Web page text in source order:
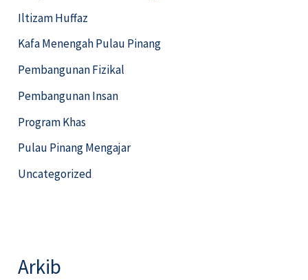
Iltizam Huffaz
Kafa Menengah Pulau Pinang
Pembangunan Fizikal
Pembangunan Insan
Program Khas
Pulau Pinang Mengajar
Uncategorized
Arkib